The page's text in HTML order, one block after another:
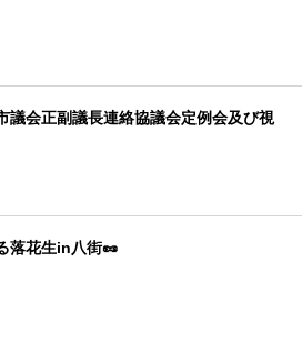
議会正副議長連絡協議会定例会及び視
落花生in八街🥜⁡